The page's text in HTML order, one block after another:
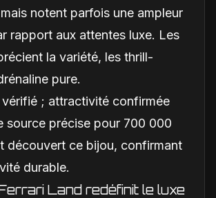
notent parfois une ampleur
rapport aux attentes luxe. Les
la variété, les thrill-
pure.
; attractivité confirmée
source précise pour 700 000
découvert ce bijou, confirmant
durable.
Land redéfinit le luxe